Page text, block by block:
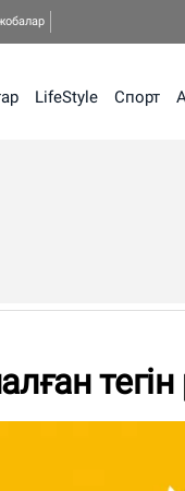
LifeStyle Спорт